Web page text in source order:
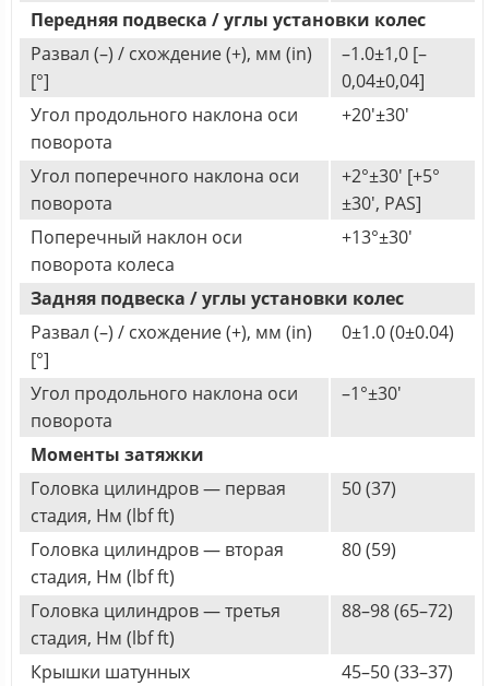
Передняя подвеска / углы установки колес
Развал (–) / схождение (+), мм (in)
[°]
–1.0±1,0 [–
0,04±0,04]
Угол продольного наклона оси
поворота
+20'±30'
Угол поперечного наклона оси
поворота
+2°±30' [+5°
±30', PAS]
Поперечный наклон оси
поворота колеса
+13°±30'
Задняя подвеска / углы установки колес
Развал (–) / схождение (+), мм (in)
[°]
0±1.0 (0±0.04)
Угол продольного наклона оси
поворота
–1°±30'
Моменты затяжки
Головка цилиндров — первая
стадия, Нм (lbf ft)
50 (37)
Головка цилиндров — вторая
стадия, Нм (lbf ft)
80 (59)
Головка цилиндров — третья
стадия, Нм (lbf ft)
88–98 (65–72)
Крышки шатунных
45–50 (33–37)